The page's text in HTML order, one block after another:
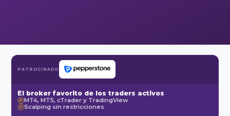
PATROCINADO
El broker favorito de los traders activos
✓ MT4, MT5, cTrader y TradingView
✓ Scalping sin restricciones